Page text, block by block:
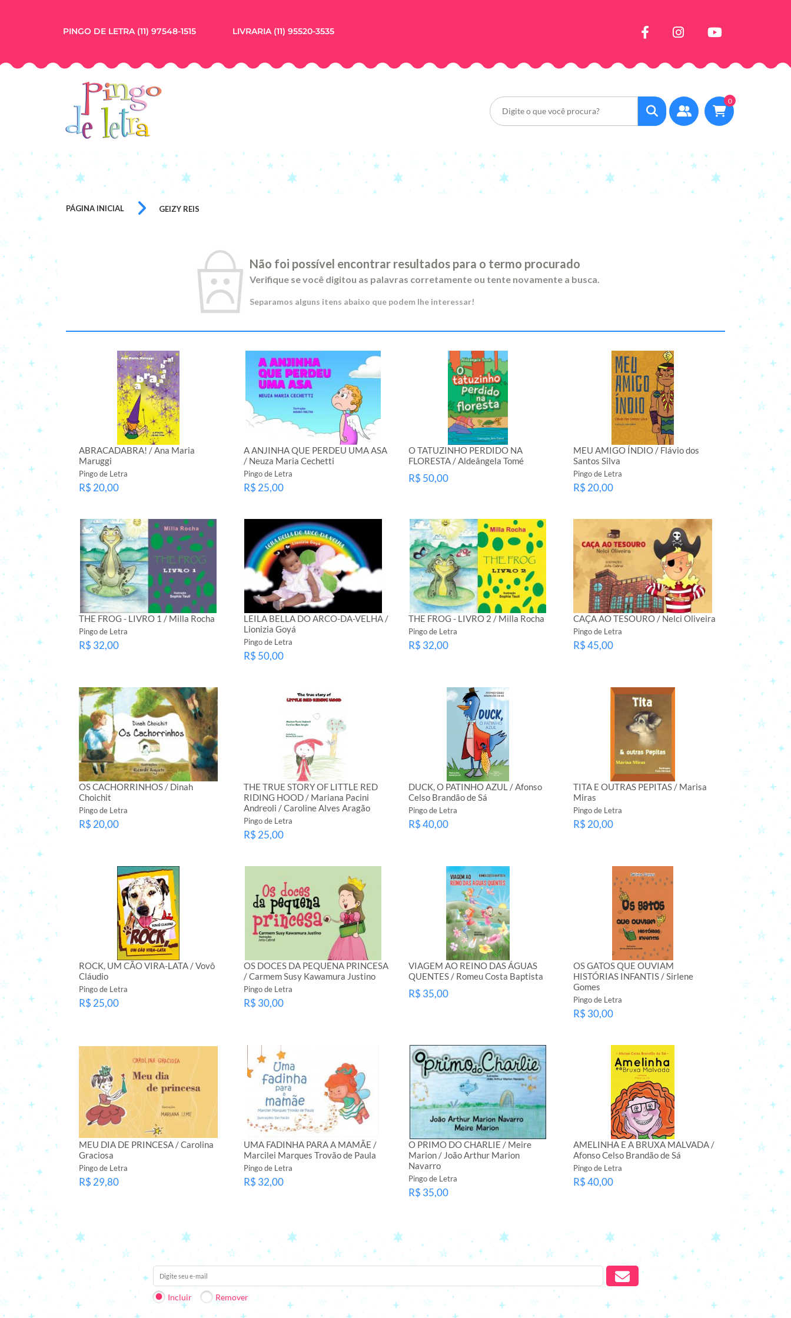
PINGO DE LETRA (11) 97548-1515 LIVRARIA (11) 95520-3535
0
PÁGINA INICIAL GEIZY REIS
Não foi possível encontrar resultados para o termo procurado
Verifique se você digitou as palavras corretamente ou tente novamente a busca.
Separamos alguns itens abaixo que podem lhe interessar!
ABRACADABRA! / Ana Maria
Maruggi
Pingo de Letra
R$ 20,00
A ANJINHA QUE PERDEU UMA ASA
/ Neuza Maria Cechetti
Pingo de Letra
R$ 25,00
O TATUZINHO PERDIDO NA
FLORESTA / Aldeângela Tomé
R$ 50,00
MEU AMIGO ÍNDIO / Flávio dos
Santos Silva
Pingo de Letra
R$ 20,00
THE FROG - LIVRO 1 / Milla Rocha
Pingo de Letra
R$ 32,00
LEILA BELLA DO ARCO-DA-VELHA /
Lionizia Goyá
Pingo de Letra
R$ 50,00
THE FROG - LIVRO 2 / Milla Rocha
Pingo de Letra
R$ 32,00
CAÇA AO TESOURO / Nelci Oliveira
Pingo de Letra
R$ 45,00
OS CACHORRINHOS / Dinah
Choichit
Pingo de Letra
R$ 20,00
THE TRUE STORY OF LITTLE RED
RIDING HOOD / Mariana Pacini
Andreoli / Caroline Alves Aragão
Pingo de Letra
R$ 25,00
DUCK, O PATINHO AZUL / Afonso
Celso Brandão de Sá
Pingo de Letra
R$ 40,00
TITA E OUTRAS PEPITAS / Marisa
Miras
Pingo de Letra
R$ 20,00
ROCK, UM CÃO VIRA-LATA / Vovô
Cláudio
Pingo de Letra
R$ 25,00
OS DOCES DA PEQUENA PRINCESA
/ Carmem Susy Kawamura Justino
Pingo de Letra
R$ 30,00
VIAGEM AO REINO DAS ÁGUAS
QUENTES / Romeu Costa Baptista
R$ 35,00
OS GATOS QUE OUVIAM
HISTÓRIAS INFANTIS / Sirlene
Gomes
Pingo de Letra
R$ 30,00
MEU DIA DE PRINCESA / Carolina
Graciosa
Pingo de Letra
R$ 29,80
UMA FADINHA PARA A MAMÃE /
Marcilei Marques Trovão de Paula
Pingo de Letra
R$ 32,00
O PRIMO DO CHARLIE / Meire
Marion / João Arthur Marion
Navarro
Pingo de Letra
R$ 35,00
AMELINHA E A BRUXA MALVADA /
Afonso Celso Brandão de Sá
Pingo de Letra
R$ 40,00
Receba nossas novidades em seu e-mail.
Incluir Remover